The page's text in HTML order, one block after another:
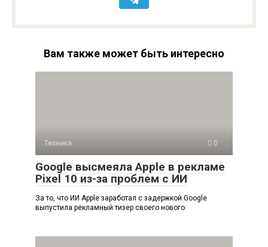
Вам также может быть интересно
Техника 0
Google высмеяла Apple в рекламе
Pixel 10 из-за проблем с ИИ
За то, что ИИ Apple заработал с задержкой Google
выпустила рекламный тизер своего нового